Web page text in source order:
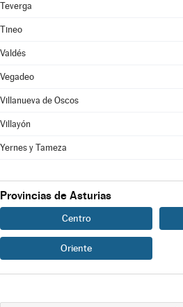
Teverga
Tineo
Valdés
Vegadeo
Villanueva de Oscos
Villayón
Yernes y Tameza
Provincias de Asturias
Centro
Oriente